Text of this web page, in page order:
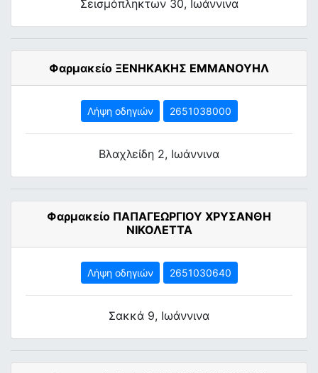
Σεισμόπληκτων 30, Ιωάννινα
Φαρμακείο ΞΕΝΗΚΑΚΗΣ ΕΜΜΑΝΟΥΗΛ
Λήψη οδηγιών 2651038000
Βλαχλείδη 2, Ιωάννινα
Φαρμακείο ΠΑΠΑΓΕΩΡΓΙΟΥ ΧΡΥΣΑΝΘΗ
ΝΙΚΟΛΕΤΤΑ
Λήψη οδηγιών 2651030640
Σακκά 9, Ιωάννινα